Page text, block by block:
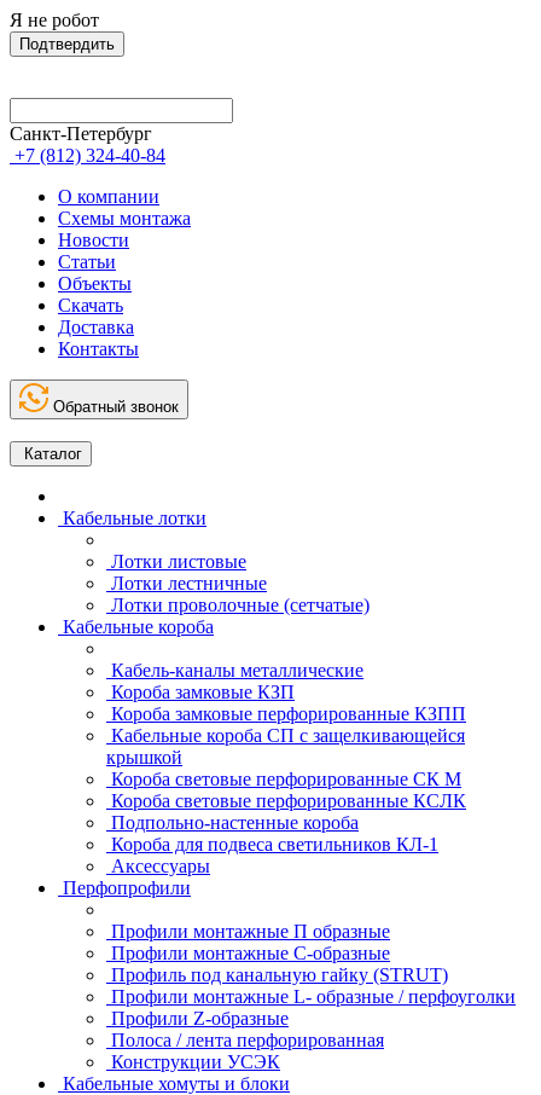
Я не робот
Подтвердить
Санкт-Петербург
+7 (812) 324-40-84
О компании
Схемы монтажа
Новости
Статьи
Объекты
Скачать
Доставка
Контакты
Обратный звонок
Каталог
Кабельные лотки
Лотки листовые
Лотки лестничные
Лотки проволочные (сетчатые)
Кабельные короба
Кабель-каналы металлические
Короба замковые КЗП
Короба замковые перфорированные КЗПП
Кабельные короба СП с защелкивающейся
крышкой
Короба световые перфорированные СК М
Короба световые перфорированные КСЛК
Подпольно-настенные короба
Короба для подвеса светильников КЛ-1
Аксессуары
Перфопрофили
Профили монтажные П образные
Профили монтажные C-образные
Профиль под канальную гайку (STRUT)
Профили монтажные L- образные / перфоуголки
Профили Z-образные
Полоса / лента перфорированная
Конструкции УСЭК
Кабельные хомуты и блоки